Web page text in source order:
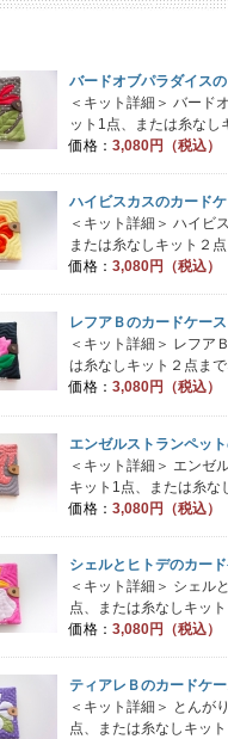
バードオブパラダイス
＜キット詳細＞ バード
ット1点、または糸なし
価格： 3,080円（税込）
ハイビスカスのカード
＜キット詳細＞ ハイビ
または糸なしキット２
価格： 3,080円（税込）
レフアＢのカードケース
＜キット詳細＞ レフア
は糸なしキット２点ま
価格： 3,080円（税込）
エンゼルストランペッ
＜キット詳細＞ エンゼ
キット1点、または糸な
価格： 3,080円（税込）
シェルとヒトデのカー
＜キット詳細＞ シェル
点、または糸なしキッ
価格： 3,080円（税込）
ティアレＢのカードケ
＜キット詳細＞ とんが
点、または糸なしキッ